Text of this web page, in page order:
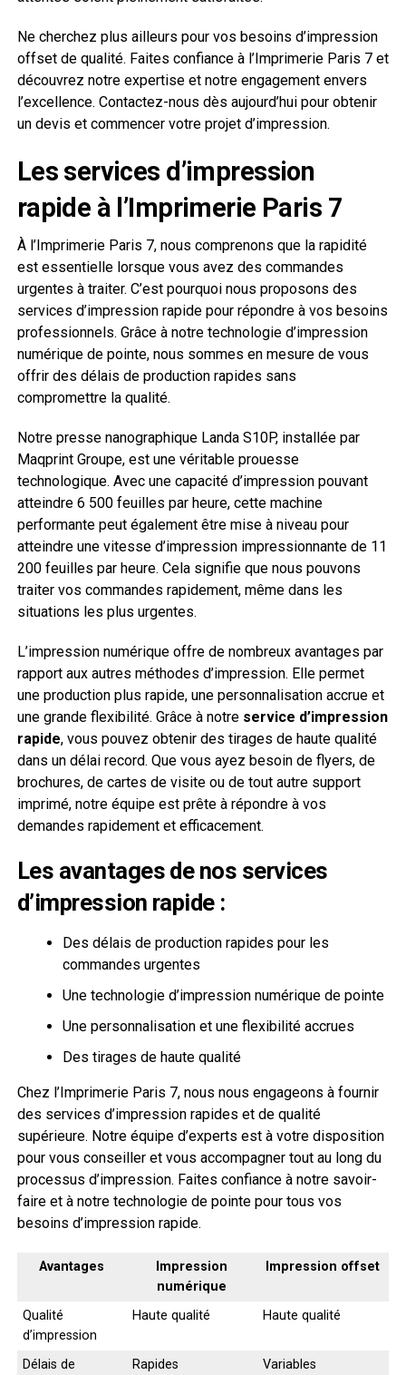
Ne cherchez plus ailleurs pour vos besoins d’impression
offset de qualité. Faites confiance à l’Imprimerie Paris 7 et
découvrez notre expertise et notre engagement envers
l’excellence. Contactez-nous dès aujourd’hui pour obtenir
un devis et commencer votre projet d’impression.
Les services d’impression
rapide à l’Imprimerie Paris 7
À l’Imprimerie Paris 7, nous comprenons que la rapidité
est essentielle lorsque vous avez des commandes
urgentes à traiter. C’est pourquoi nous proposons des
services d’impression rapide pour répondre à vos besoins
professionnels. Grâce à notre technologie d’impression
numérique de pointe, nous sommes en mesure de vous
offrir des délais de production rapides sans
compromettre la qualité.
Notre presse nanographique Landa S10P, installée par
Maqprint Groupe, est une véritable prouesse
technologique. Avec une capacité d’impression pouvant
atteindre 6 500 feuilles par heure, cette machine
performante peut également être mise à niveau pour
atteindre une vitesse d’impression impressionnante de 11
200 feuilles par heure. Cela signifie que nous pouvons
traiter vos commandes rapidement, même dans les
situations les plus urgentes.
L’impression numérique offre de nombreux avantages par
rapport aux autres méthodes d’impression. Elle permet
une production plus rapide, une personnalisation accrue et
une grande flexibilité. Grâce à notre service d’impression
rapide, vous pouvez obtenir des tirages de haute qualité
dans un délai record. Que vous ayez besoin de flyers, de
brochures, de cartes de visite ou de tout autre support
imprimé, notre équipe est prête à répondre à vos
demandes rapidement et efficacement.
Les avantages de nos services
d’impression rapide :
Des délais de production rapides pour les
commandes urgentes
Une technologie d’impression numérique de pointe
Une personnalisation et une flexibilité accrues
Des tirages de haute qualité
Chez l’Imprimerie Paris 7, nous nous engageons à fournir
des services d’impression rapides et de qualité
supérieure. Notre équipe d’experts est à votre disposition
pour vous conseiller et vous accompagner tout au long du
processus d’impression. Faites confiance à notre savoir-
faire et à notre technologie de pointe pour tous vos
besoins d’impression rapide.
Avantages
Impression
numérique
Impression offset
Qualité
d’impression
Haute qualité Haute qualité
Délais de
Rapides Variables